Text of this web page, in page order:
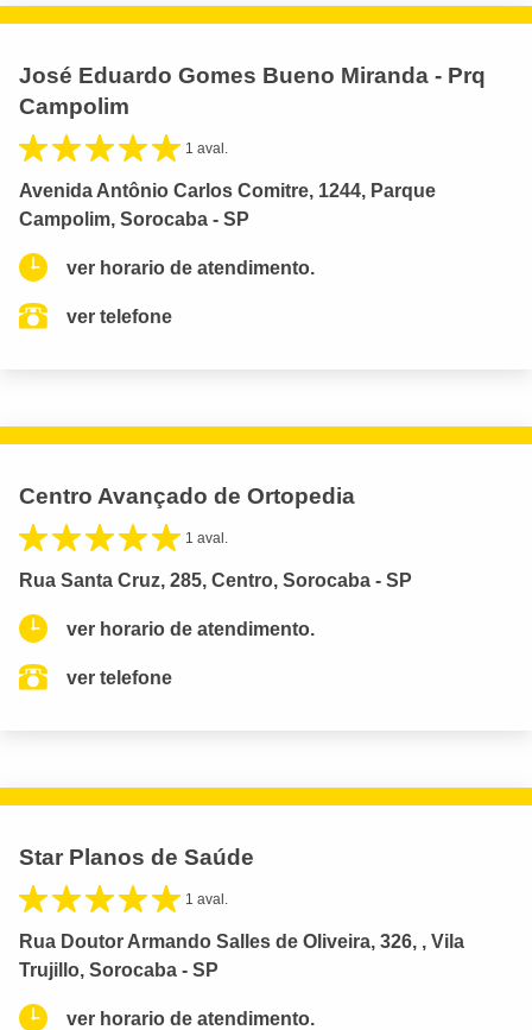
José Eduardo Gomes Bueno Miranda - Prq
Campolim
1 aval.
Avenida Antônio Carlos Comitre, 1244, Parque
Campolim, Sorocaba - SP
ver horario de atendimento.
ver telefone
Centro Avançado de Ortopedia
1 aval.
Rua Santa Cruz, 285, Centro, Sorocaba - SP
ver horario de atendimento.
ver telefone
Star Planos de Saúde
1 aval.
Rua Doutor Armando Salles de Oliveira, 326, , Vila
Trujillo, Sorocaba - SP
ver horario de atendimento.